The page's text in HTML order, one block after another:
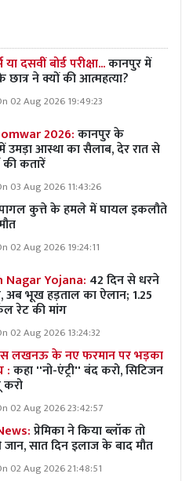
दसवीं बोर्ड परीक्षा...कानपुर में
ने क्यों की आत्महत्या?
02 Aug 2026 19:49:23
2026:कानपुर के
उमड़ा आस्था का सैलाब, देर रात से
कतारें
03 Aug 2026 11:43:26
कुत्ते के हमले में घायल इकलौते
02 Aug 2026 19:24:11
Nagar Yojana: 42 दिन से धरने
अब भूख हड़ताल का ऐलान; 1.25
रेट की मांग
02 Aug 2026 13:24:32
लखनऊ के नए फरमान पर भड़का
:कहा ''नो-एंट्री'' बंद करो, सिटिजन
करो
02 Aug 2026 23:42:57
प्रेमिका ने किया ब्लॉक तो
सात दिन इलाज के बाद मौत
02 Aug 2026 21:48:51